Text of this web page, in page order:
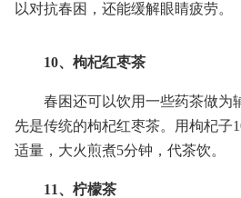
以对抗春困，还能缓解眼睛疲劳。
10、枸杞红枣茶
春困还可以饮用一些药茶做为
先是传统的枸杞红枣茶。用枸杞子
适量，大火煎煮5分钟，代茶饮。
11、柠檬茶